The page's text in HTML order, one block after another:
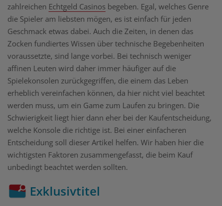
zahlreichen Echtgeld Casinos begeben. Egal, welches Genre
die Spieler am liebsten mögen, es ist einfach für jeden
Geschmack etwas dabei. Auch die Zeiten, in denen das
Zocken fundiertes Wissen über technische Begebenheiten
voraussetzte, sind lange vorbei. Bei technisch weniger
affinen Leuten wird daher immer häufiger auf die
Spielekonsolen zurückgegriffen, die einem das Leben
erheblich vereinfachen können, da hier nicht viel beachtet
werden muss, um ein Game zum Laufen zu bringen. Die
Schwierigkeit liegt hier dann eher bei der Kaufentscheidung,
welche Konsole die richtige ist. Bei einer einfacheren
Entscheidung soll dieser Artikel helfen. Wir haben hier die
wichtigsten Faktoren zusammengefasst, die beim Kauf
unbedingt beachtet werden sollten.
Exklusivtitel